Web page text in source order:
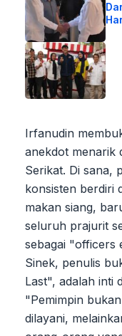
Irfanudin
anekdot menarik
Serikat. Di sana,
konsisten berdiri
makan siang,
seluruh prajurit
sebagai "officers
Sinek, penulis
Last", adalah inti
"Pemimpin
dilayani,